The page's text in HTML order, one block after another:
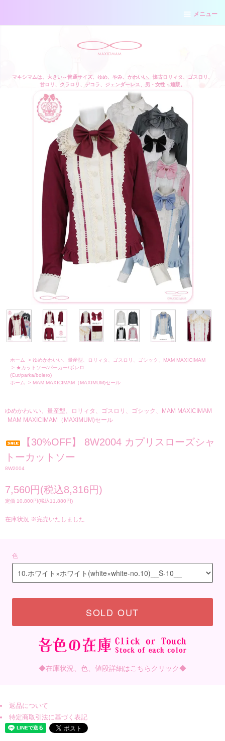
メニュー
マキシマムは、大きい～普通サイズ、ゆめ、やみ、かわいい、懐古ロリィタ、ゴスロリ、
甘ロリ、クラロリ、デコラ、ジェンダーレス、男・女性・通販。
ホーム > ゆめかわいい、量産型、ロリィタ、ゴスロリ、ゴシック、MAM MAXICIMAM
> ★カットソー/パーカー/ボレロ
(Cut/parka/bolero)
ホーム
> MAM MAXICIMAM（MAXIMUM)セール
ゆめかわいい、量産型、ロリィタ、ゴスロリ、ゴシック、MAM MAXICIMAM
MAM MAXICIMAM（MAXIMUM)セール
【30%OFF】 8W2004 カプリスローズシャ
トーカットソー
8W2004
7,560円(税込8,316円)
定価 10,800円(税込11,880円)
在庫状況 ※完売いたしました
色
SOLD OUT
◆在庫状況、色、値段詳細はこちらクリック◆
返品について
特定商取引法に基づく表記